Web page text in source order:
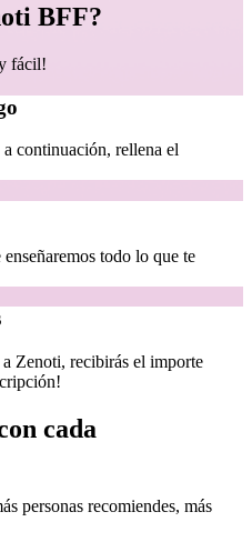
BFF?
fácil!
continuación, rellena el
todo lo que te
Zenoti, recibirás el importe
cada
personas recomiendes, más